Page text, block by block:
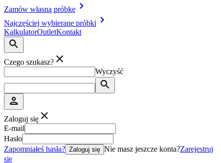
Zamów własną próbkę
Najczęściej wybierane próbki
KalkulatorOutletKontakt
Czego szukasz?
Wyczyść
Zaloguj się
E-mail
Hasło
Zapomniałeś hasła? Zaloguj się Nie masz jeszcze konta?Zarejestruj
się